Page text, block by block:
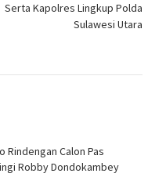
Serta Kapolres Lingkup Polda
Sulawesi Utara
Rindengan Calon Pas
Robby Dondokambey